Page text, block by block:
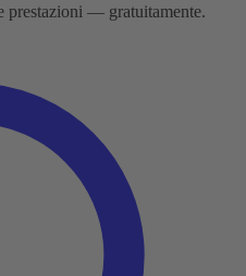
prestazioni — gratuitamente.